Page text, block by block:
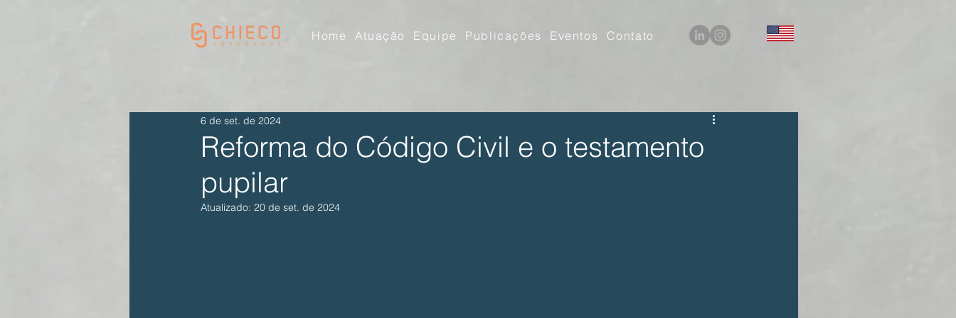
Home Atuação Equipe Publicações Eventos Contato
Reforma do Código Civil e o testamento
pupilar
6 de set. de 2024
Atualizado: 20 de set. de 2024